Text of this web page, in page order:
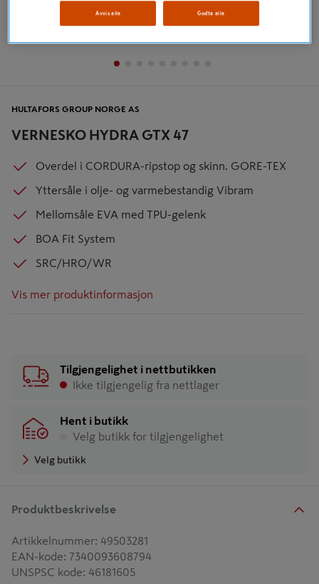
VERNESKO HYDRA GTX 47
HULTAFORS GROUP NORGE AS
Overdel i CORDURA-ripstop og skinn. GORE-TEX
Yttersåle i olje- og varmebestandig Vibram
Mellomsåle EVA med TPU-gelenk
BOA Fit System
SRC/HRO/WR
Vis mer produktinformasjon
Tilgjengelighet i nettbutikken
Ikke tilgjengelig fra nettlager
Hent i butikk
Velg butikk for tilgjengelighet
Velg butikk
Produktbeskrivelse
Artikkelnummer: 49503281
EAN-kode: 7340093608794
UNSPSC kode: 46181605
Avvis alle Godta alle